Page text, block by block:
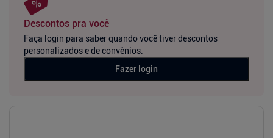
Descontos pra você
Faça login para saber quando você tiver descontos
personalizados e de convênios.
Fazer login